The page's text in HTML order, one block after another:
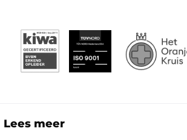
Lees meer